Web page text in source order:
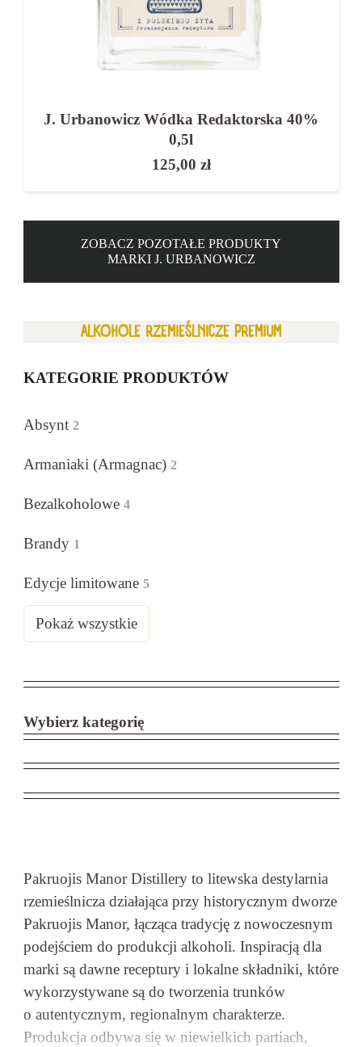
J. Urbanowicz Wódka Redaktorska 40%
0,5l
125,00 zł
ZOBACZ POZOTAŁE PRODUKTY
MARKI J. URBANOWICZ
ALKOHOLE RZEMIEŚLNICZE PREMIUM
KATEGORIE PRODUKTÓW
Absynt 2
Armaniaki (Armagnac) 2
Bezalkoholowe 4
Brandy 1
Edycje limitowane 5
Pokaż wszystkie
Wybierz kategorię
Pakruojis Manor Distillery to litewska destylarnia
rzemieślnicza działająca przy historycznym dworze
Pakruojis Manor, łącząca tradycję z nowoczesnym
podejściem do produkcji alkoholi. Inspiracją dla
marki są dawne receptury i lokalne składniki, które
wykorzystywane są do tworzenia trunków
o autentycznym, regionalnym charakterze.
Produkcja odbywa się w niewielkich partiach,